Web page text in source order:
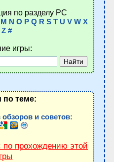
по разделу PC
M N O P Q R S T U V W X
Z #
игры:
по теме:
и советов:
по прохождению этой